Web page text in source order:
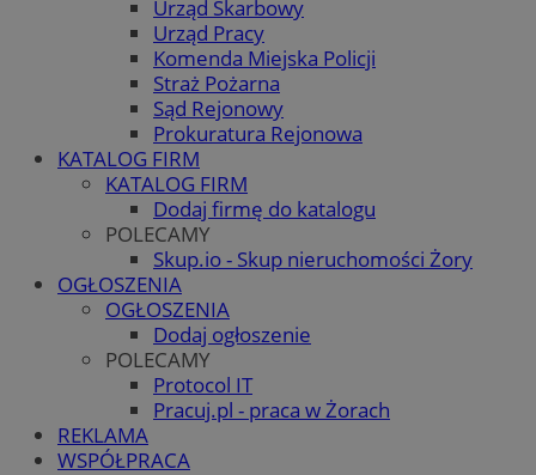
Urząd Skarbowy
Urząd Pracy
Komenda Miejska Policji
Straż Pożarna
Sąd Rejonowy
Prokuratura Rejonowa
KATALOG FIRM
KATALOG FIRM
Dodaj firmę do katalogu
POLECAMY
Skup.io - Skup nieruchomości Żory
OGŁOSZENIA
OGŁOSZENIA
Dodaj ogłoszenie
POLECAMY
Protocol IT
Pracuj.pl - praca w Żorach
REKLAMA
WSPÓŁPRACA